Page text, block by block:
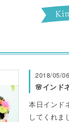
2018/05/06
🌸インド
本日インド
してくれま